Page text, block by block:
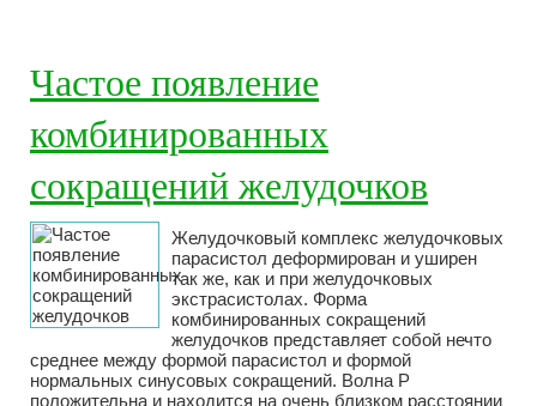
Частое появление
комбинированных
сокращений желудочков
Желудочковый комплекс желудочковых
парасистол деформирован и уширен
так же, как и при желудочковых
экстрасистолах. Форма
комбинированных сокращений
желудочков представляет собой нечто
среднее между формой парасистол и формой
нормальных синусовых сокращений. Волна Р
положительна и находится на очень близком расстоянии